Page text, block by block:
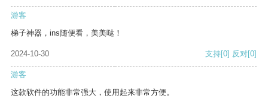
游客
梯子神器，ins随便看，美美哒！
2024-10-30 支持[0] 反对[0]
游客
这款软件的功能非常强大，使用起来非常方便。